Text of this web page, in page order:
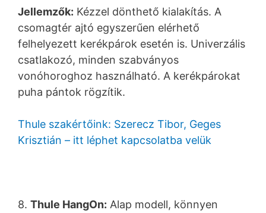
Jellemzők: Kézzel dönthető kialakítás. A
csomagtér ajtó egyszerűen elérhető
felhelyezett kerékpárok esetén is. Univerzális
csatlakozó, minden szabványos
vonóhoroghoz használható. A kerékpárokat
puha pántok rögzítik.
Thule szakértőink: Szerecz Tibor, Geges
Krisztián – itt léphet kapcsolatba velük
8. Thule HangOn: Alap modell, könnyen